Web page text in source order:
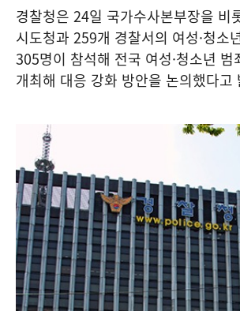
경찰청은 24일 국가수사본부장을 비
시도청과 259개 경찰서의 여성·청소
305명이 참석해 전국 여성·청소년 범
개최해 대응 강화 방안을 논의했다고